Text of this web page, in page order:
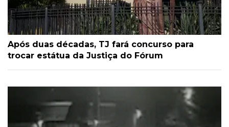
Após duas décadas, TJ fará concurso para
trocar estátua da Justiça do Fórum